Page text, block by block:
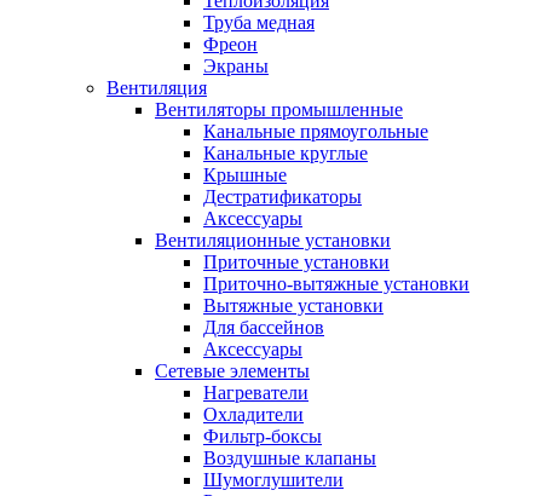
Труба медная
Фреон
Экраны
Вентиляция
Вентиляторы промышленные
Канальные прямоугольные
Канальные круглые
Крышные
Дестратификаторы
Аксессуары
Вентиляционные установки
Приточные установки
Приточно-вытяжные установки
Вытяжные установки
Для бассейнов
Аксессуары
Сетевые элементы
Нагреватели
Охладители
Фильтр-боксы
Воздушные клапаны
Шумоглушители